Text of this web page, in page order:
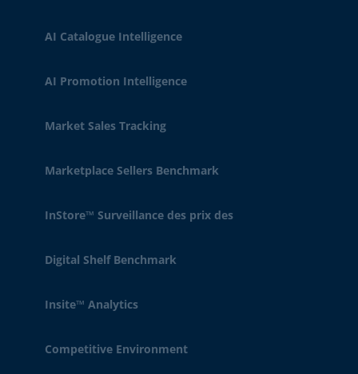
AI Catalogue Intelligence
AI Promotion Intelligence
Market Sales Tracking
Marketplace Sellers Benchmark
InStore™ Surveillance des prix des
Digital Shelf Benchmark
Insite™ Analytics
Competitive Environment